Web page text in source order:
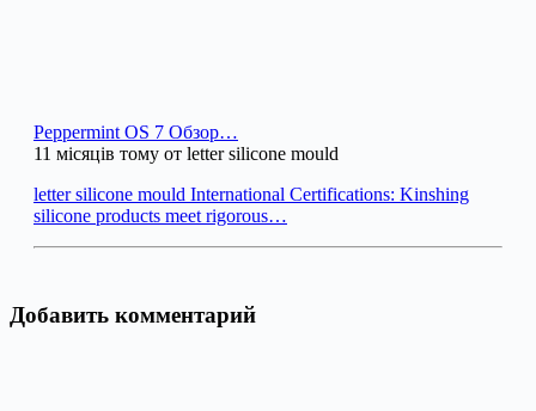
Peppermint OS 7 Обзор…
11 місяців тому от letter silicone mould
letter silicone mould International Certifications: Kinshing
silicone products meet rigorous…
Добавить комментарий